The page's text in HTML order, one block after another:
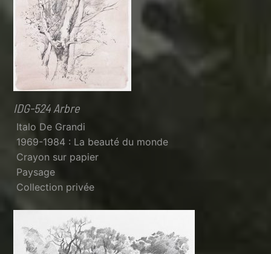
IDG-524 Arbre
Italo De Grandi
1969-1984 : La beauté du monde
Crayon sur papier
Paysage
Collection privée